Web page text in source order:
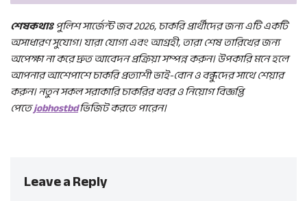
শেষকথাঃপুলিশ সার্জেন্ট জব 2026, চাকরি প্রার্থীদের জন্য এটি একটি
অসাধারণ সুযোগ। যারা যোগ্য এবং আগ্রহী, তারা শেষ তারিখের জন্য
অপেক্ষা না করে দ্রুত আবেদন প্রক্রিয়া সম্পন্ন করুন। উপকারি মনে হলে
আপনার আশেপাশে চাকরি প্রত্যাশী ভাই-বোন ও বন্ধুদের সাথে শেয়ার
করুন।নতুন সকল সরাকারি চাকরির খবর ও নিয়োগ বিজ্ঞপ্তি
পেতেjobhostbdভিজিট করতে পারেন।
Leave a Reply